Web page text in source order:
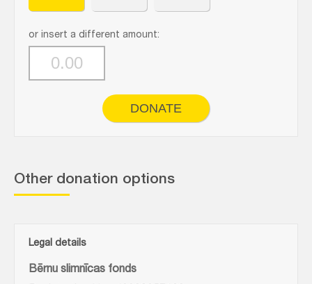
or insert a different amount:
DONATE
Other donation options
Legal details
Bērnu slimnīcas fonds